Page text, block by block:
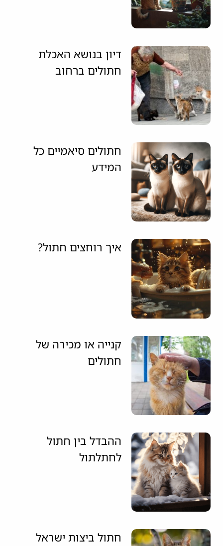
דיון בנושא האכלת
חתולים ברחוב
חתולים סיאמיים כל
המידע
איך רוחצים חתול?
קנייה או מכירה של
חתולים
ההבדל בין חתול
לחתלתול
חתול ביצות ישראל